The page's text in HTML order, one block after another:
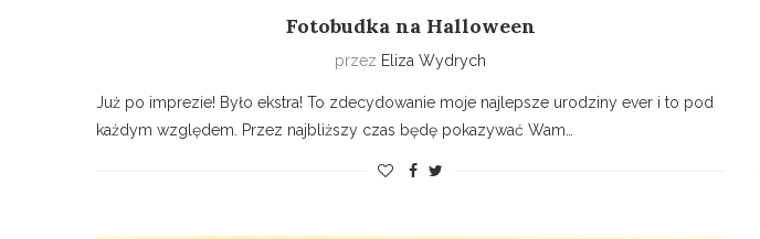
Fotobudka na Halloween
przez Eliza Wydrych
Już po imprezie! Było ekstra! To zdecydowanie moje najlepsze urodziny ever i to pod
każdym względem. Przez najbliższy czas będę pokazywać Wam…